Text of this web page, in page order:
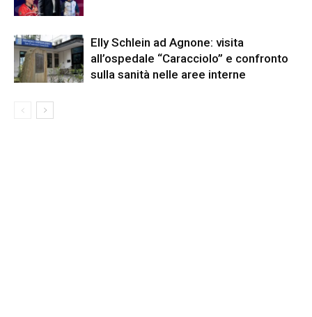
Elly Schlein ad Agnone: visita
all’ospedale “Caracciolo” e confronto
sulla sanità nelle aree interne